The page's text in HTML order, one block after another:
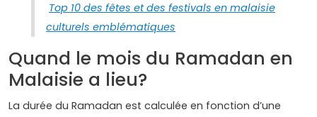
Top 10 des fêtes et des festivals en malaisie
culturels emblématiques
Quand le mois du Ramadan en
Malaisie a lieu?
La durée du Ramadan est calculée en fonction d’une